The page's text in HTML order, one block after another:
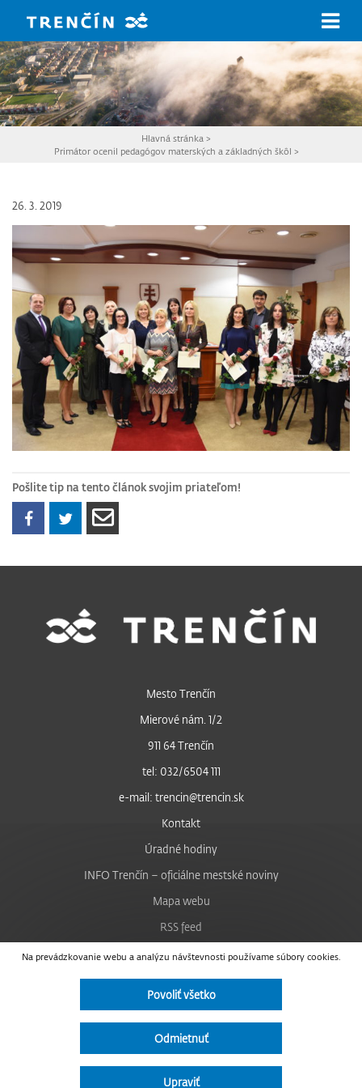
Hlavná stránka >
Primátor ocenil pedagógov materských a základných škôl >
26. 3. 2019
Pošlite tip na tento článok svojim priateľom!
Na prevádzkovanie webu a analýzu návštevnosti používame súbory cookies.
Povoliť všetko
Odmietnuť
Upraviť
Mesto Trenčín
Mierové nám. 1/2
911 64 Trenčín
tel: 032/6504 111
e-mail: trencin@trencin.sk
Kontakt
Úradné hodiny
INFO Trenčín – oficiálne mestské noviny
Mapa webu
RSS feed
Nastavenie cookies
Facebook
Instagram
Vyhlásenie o prístupnosti